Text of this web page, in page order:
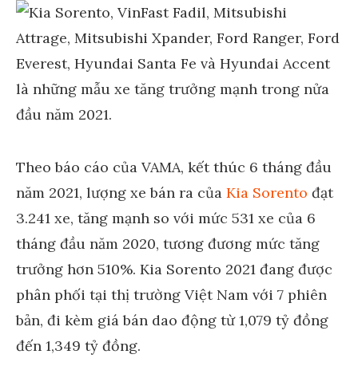
Theo báo cáo của VAMA, kết thúc 6 tháng đầu
năm 2021, lượng xe bán ra của Kia Sorento đạt
3.241 xe, tăng mạnh so với mức 531 xe của 6
tháng đầu năm 2020, tương đương mức tăng
trưởng hơn 510%. Kia Sorento 2021 đang được
phân phối tại thị trường Việt Nam với 7 phiên
bản, đi kèm giá bán dao động từ 1,079 tỷ đồng
đến 1,349 tỷ đồng.